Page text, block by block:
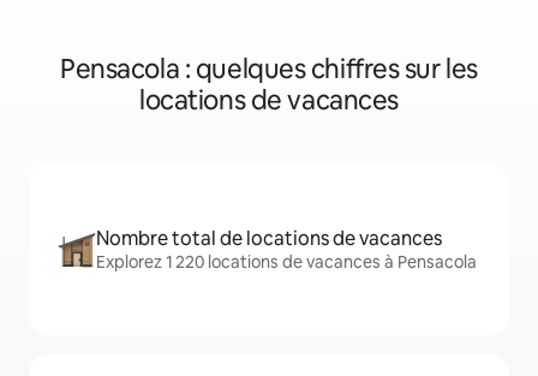
Pensacola : quelques chiffres sur les
locations de vacances
Nombre total de locations de vacances
Explorez 1 220 locations de vacances à Pensacola